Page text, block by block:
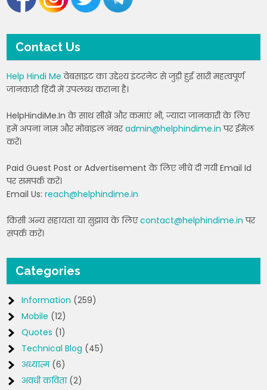
Contact Us
Help Hindi Me वेबसाइट का उद्देश्य इंटरनेट से जुड़ी हुई सारी महत्वपूर्ण
जानकारी हिंदी में उपलब्ध कराना है।
HelpHindiMe.In के साथ सीखें और कमाएं भी, ज्यादा जानकारी के लिए
हमें अपना नाम और मोबाइल नंबरadmin@helphindime.in पर ईमेल
करें।
Paid Guest Post or Advertisement के लिए नीचे दी गयी Email Id
पर समपर्क करें।
Email Us:reach@helphindime.in
किसी अन्य सहायता या सुझाव के लिएcontact@helphindime.in पर
संपर्क करें।
Categories
Information (259)
Mobile (12)
Quotes (1)
Technical Blog (45)
अध्यात्म(6)
अवधी कविता(2)